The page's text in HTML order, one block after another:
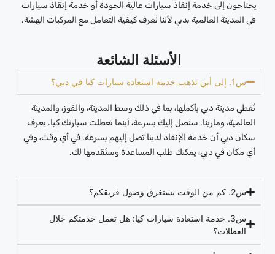
يحتاجون إلى خدمة إنقاذ سيارات عالية الجودة أو خدمة إنقاذ سيارات
في المدينة العالمية بدبي لأننا نعرف كيفية التعامل مع المركبات الهشة.
الأسئلة الشائعة
س1. إلى أين تذهب خدمة استعادة سيارات كيا في دبي؟
نُغطي مدينة دبي بأكملها، بما في ذلك وسط المدينة، والقوز، والمدينة
العالمية، ومارينا. سنصل إليك بسرعة، أينما تعطلت سيارتك كيا. يعرف
سكان دبي أن خدمة الإنقاذ لدينا تصل إليهم بسرعة. في أي وقت، وفي
أي مكان في دبي، يمكنك طلب المساعدة وسنُقدمها لك.
س2. كم من الوقت يستغرق وصول فريقكم؟
س3. خدمة استعادة سيارات كيا: هل تعمل خدمتكم خلال
العطلات؟